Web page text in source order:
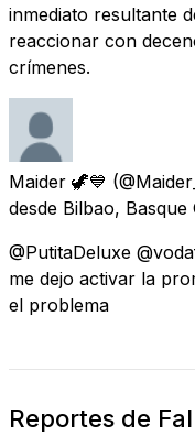
inmediato resultante
reaccionar con
crímenes.
Maider 🦖💙
desde Bilbao,
@PutitaDeluxe
me dejo activar la
el problema
Reportes de